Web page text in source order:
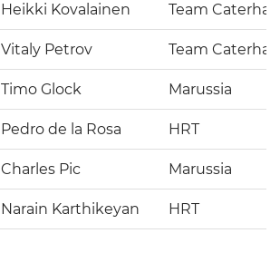
Heikki Kovalainen Team
Vitaly Petrov Team
Timo Glock Marussia
Pedro de la Rosa HRT
Charles Pic Marussia
Narain Karthikeyan HRT